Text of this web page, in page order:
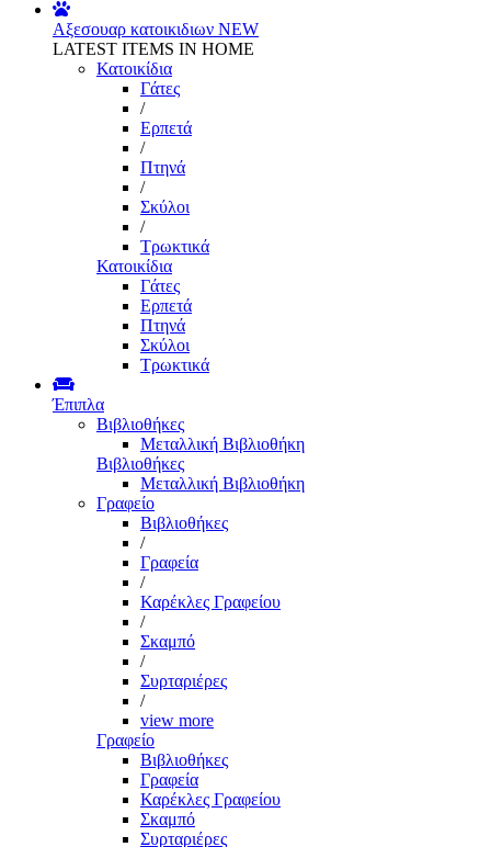
Αξεσουαρ κατοικιδιων NEW
LATEST ITEMS IN HOME
Κατοικίδια
Γάτες
/
Ερπετά
/
Πτηνά
/
Σκύλοι
/
Τρωκτικά
Κατοικίδια
Γάτες
Ερπετά
Πτηνά
Σκύλοι
Τρωκτικά
Έπιπλα
Βιβλιοθήκες
Μεταλλική Βιβλιοθήκη
Βιβλιοθήκες
Μεταλλική Βιβλιοθήκη
Γραφείο
Βιβλιοθήκες
/
Γραφεία
/
Καρέκλες Γραφείου
/
Σκαμπό
/
Συρταριέρες
/
view more
Γραφείο
Βιβλιοθήκες
Γραφεία
Καρέκλες Γραφείου
Σκαμπό
Συρταριέρες